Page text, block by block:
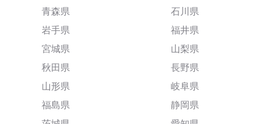
青森県
岩手県
宮城県
秋田県
山形県
福島県
石川県
福井県
山梨県
長野県
岐阜県
静岡県